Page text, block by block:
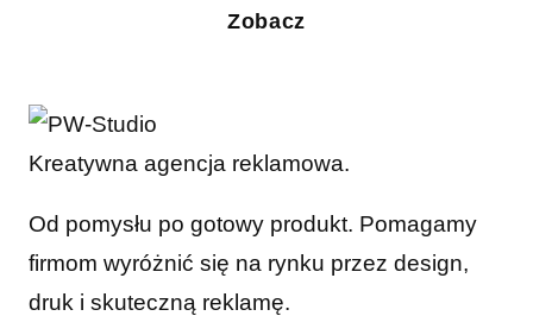
Zobacz
Kreatywna agencja reklamowa.
Od pomysłu po gotowy produkt. Pomagamy
firmom wyróżnić się na rynku przez design,
druk i skuteczną reklamę.